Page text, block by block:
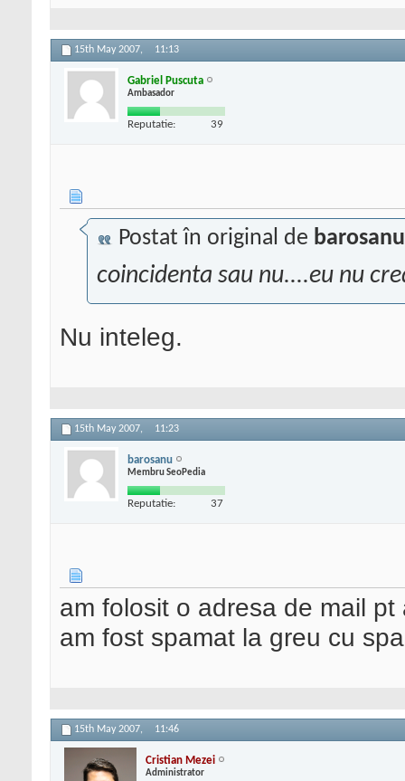
15th May 2007, 11:13
Gabriel Puscuta
Ambasador
Reputatie: 39
Postat în original de barosanu
coincidenta sau nu....eu nu
Nu inteleg.
15th May 2007, 11:23
barosanu
Membru SeoPedia
Reputatie: 37
am folosit o adresa de mail
am fost spamat la greu cu
15th May 2007, 11:46
Cristian Mezei
Administrator